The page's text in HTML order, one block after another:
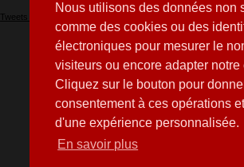
Nous utilisons des données non
comme des cookies ou des
électroniques pour mesurer le
visiteurs ou encore adapter notre
Cliquez sur le bouton pour
consentement à ces opérations
d'une expérience personnalisée.
En savoir plus
Tweets by Hospitalia_Mag